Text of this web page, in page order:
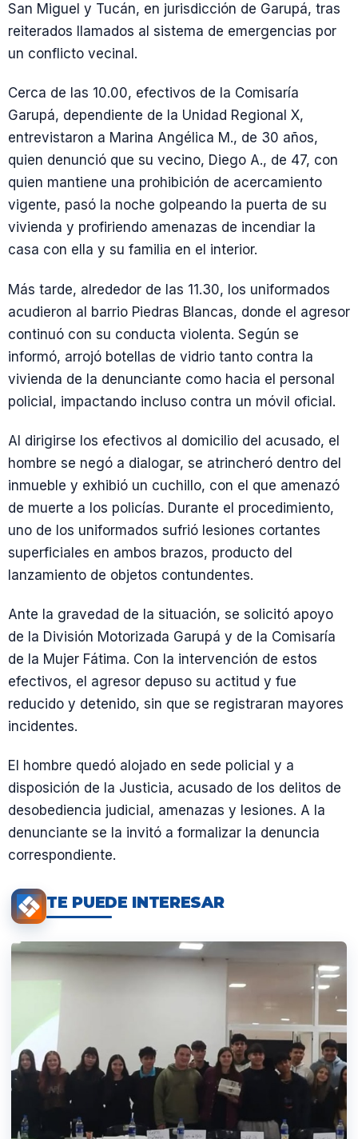
San Miguel y Tucán, en jurisdicción de Garupá, tras
reiterados llamados al sistema de emergencias por
un conflicto vecinal.
Cerca de las 10.00, efectivos de la Comisaría
Garupá, dependiente de la Unidad Regional X,
entrevistaron a Marina Angélica M., de 30 años,
quien denunció que su vecino, Diego A., de 47, con
quien mantiene una prohibición de acercamiento
vigente, pasó la noche golpeando la puerta de su
vivienda y profiriendo amenazas de incendiar la
casa con ella y su familia en el interior.
Más tarde, alrededor de las 11.30, los uniformados
acudieron al barrio Piedras Blancas, donde el agresor
continuó con su conducta violenta. Según se
informó, arrojó botellas de vidrio tanto contra la
vivienda de la denunciante como hacia el personal
policial, impactando incluso contra un móvil oficial.
Al dirigirse los efectivos al domicilio del acusado, el
hombre se negó a dialogar, se atrincheró dentro del
inmueble y exhibió un cuchillo, con el que amenazó
de muerte a los policías. Durante el procedimiento,
uno de los uniformados sufrió lesiones cortantes
superficiales en ambos brazos, producto del
lanzamiento de objetos contundentes.
Ante la gravedad de la situación, se solicitó apoyo
de la División Motorizada Garupá y de la Comisaría
de la Mujer Fátima. Con la intervención de estos
efectivos, el agresor depuso su actitud y fue
reducido y detenido, sin que se registraran mayores
incidentes.
El hombre quedó alojado en sede policial y a
disposición de la Justicia, acusado de los delitos de
desobediencia judicial, amenazas y lesiones. A la
denunciante se la invitó a formalizar la denuncia
correspondiente.
TE PUEDE INTERESAR